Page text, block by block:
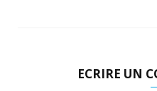
ECRIRE UN